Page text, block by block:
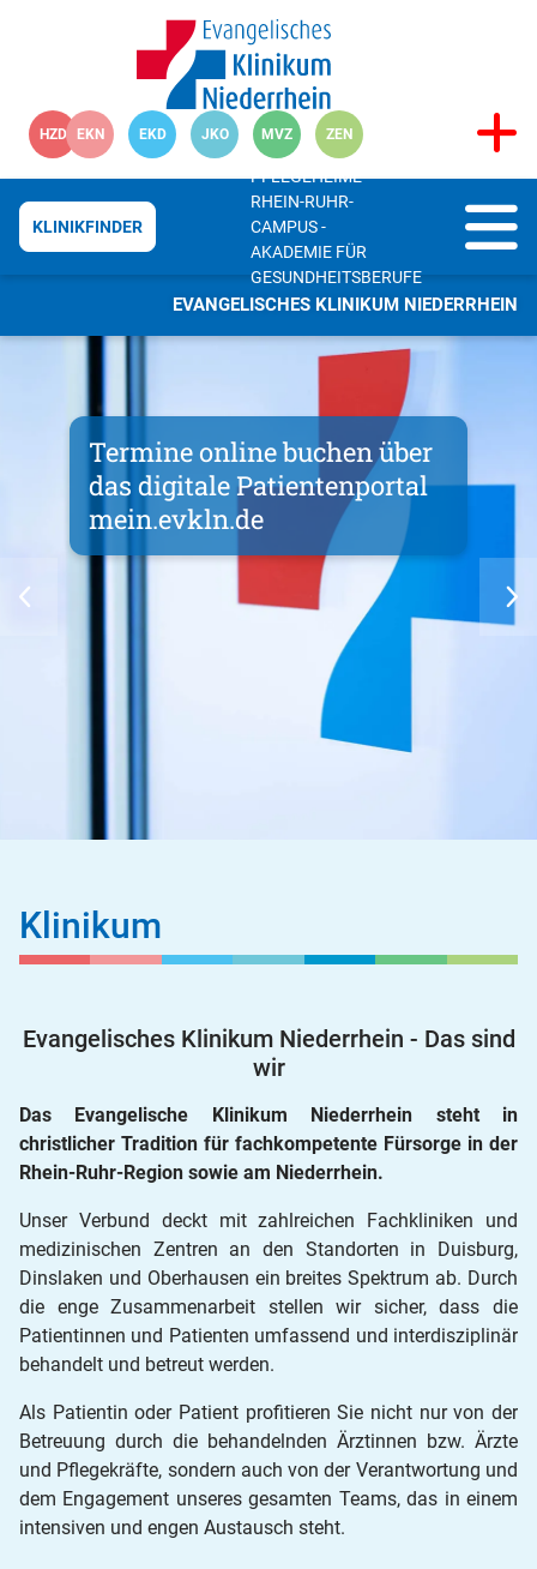
HZD EKN EKD JKO MVZ ZEN
EVANGELISCHES KLINIKUM NIEDERRHEIN
KLINIKFINDER
PFLEGEHEIME
RHEIN-RUHR-
CAMPUS -
AKADEMIE FÜR
GESUNDHEITSBERUFE
Termine online buchen über
das digitale Patientenportal
mein.evkln.de
Klinikum
Evangelisches Klinikum Niederrhein - Das sind
wir
Das Evangelische Klinikum Niederrhein steht in
christlicher Tradition für fachkompetente Fürsorge in der
Rhein-Ruhr-Region sowie am Niederrhein.
Unser Verbund deckt mit zahlreichen Fachkliniken und
medizinischen Zentren an den Standorten in Duisburg,
Dinslaken und Oberhausen ein breites Spektrum ab. Durch
die enge Zusammenarbeit stellen wir sicher, dass die
Patientinnen und Patienten umfassend und interdisziplinär
behandelt und betreut werden.
Als Patientin oder Patient profitieren Sie nicht nur von der
Betreuung durch die behandelnden Ärztinnen bzw. Ärzte
und Pflegekräfte, sondern auch von der Verantwortung und
dem Engagement unseres gesamten Teams, das in einem
intensiven und engen Austausch steht.